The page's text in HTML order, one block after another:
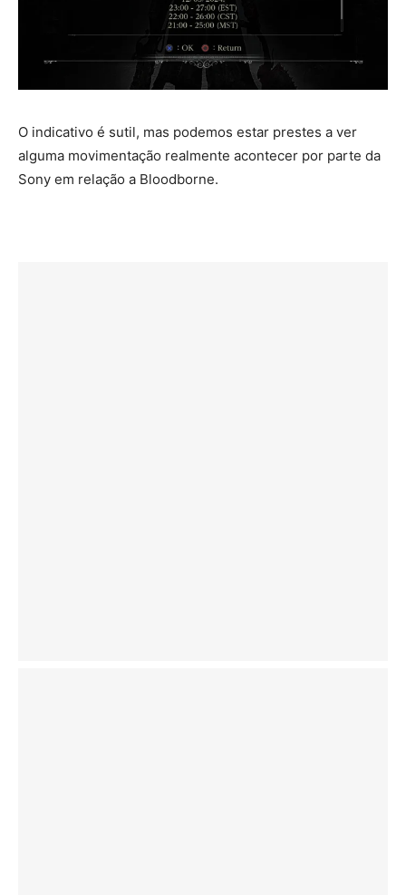
O indicativo é sutil, mas podemos estar prestes a ver
alguma movimentação realmente acontecer por parte da
Sony em relação a Bloodborne.